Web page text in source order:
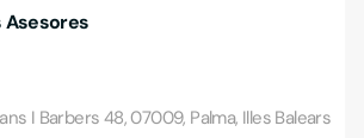
Asesores
I Barbers 48, 07009, Palma, Illes Balears